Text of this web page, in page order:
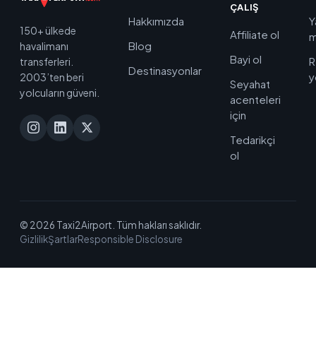
150+ ülkede
havalimanı
transferleri.
2003’ten beri
yolcuların güveni.
Hakkımızda
Blog
Destinasyonlar
ÇALIŞ
Affiliate ol
Bayi ol
Seyahat
acenteleri
için
Tedarikçi
ol
© 2026 Taxi2Airport. Tüm hakları saklıdır.
GizlilikŞartlarResponsible Disclosure